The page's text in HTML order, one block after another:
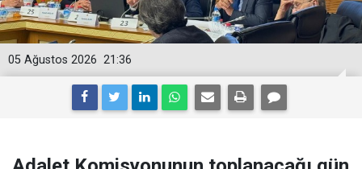
21:36
05 Ağustos 2026